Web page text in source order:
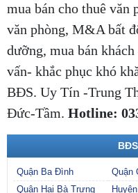
mua bán cho thuê văn
văn phòng, M&A bất
dưỡng, mua bán
vấn- khắc phục khó
BĐS. Uy Tín -Trung
Đức-Tầm. Hotline:
Quận Ba Đình Quận
Quận Hai Bà Trưng